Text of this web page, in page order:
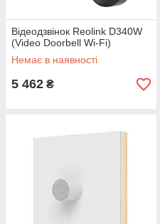
Відеодзвінок Reolink D340W
(Video Doorbell Wi-Fi)
Немає в наявності
5 462 ₴